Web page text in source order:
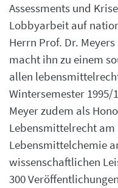
Assessments und
Lobbyarbeit auf
Herrn Prof. Dr.
macht ihn zu einem
allen
Wintersemester
Meyer zudem als
Lebensmittelrecht
Lebensmittelchemie
wissenschaftlichen
300